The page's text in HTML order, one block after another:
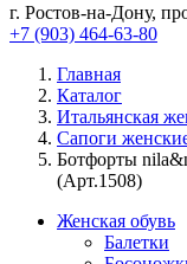
г. Ростов-на-Дону,
+7 (903) 464-63-80
Главная
Каталог
Итальянская
Сапоги
Ботфорты
(Арт.1508)
Женская обувь
Балетки